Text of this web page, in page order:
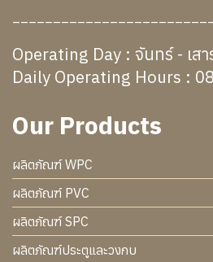
Operating Day : จันทร์ - เสา
Daily Operating Hours :
Our Products
ผลิตภัณฑ์ WPC
ผลิตภัณฑ์ PVC
ผลิตภัณฑ์ SPC
ผลิตภัณฑ์ประตูและวงกบ